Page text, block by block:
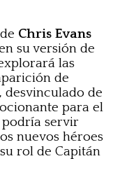
Chris Evans
su versión de
las
de
desvinculado de
para el
podría servir
nuevos héroes
rol de Capitán